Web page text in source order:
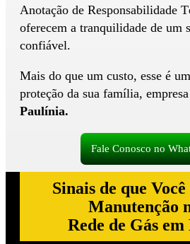
Anotação de Responsabilidade
oferecem a tranquilidade de um
confiável.
Mais do que um custo, esse é
proteção da sua família,
Paulínia.
Fale Conosco no
Sinais de que
Manutenção
Rede de Gás